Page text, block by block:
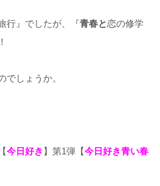
行』でしたが、『青春と恋の修学
でしょうか。
今日好き 】第1弾【今日好き青い春